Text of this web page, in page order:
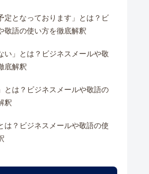
定となっております」とは？ビ
敬語の使い方を徹底解釈
い」とは？ビジネスメールや敬
底解釈
とは？ビジネスメールや敬語の
釈
は？ビジネスメールや敬語の使